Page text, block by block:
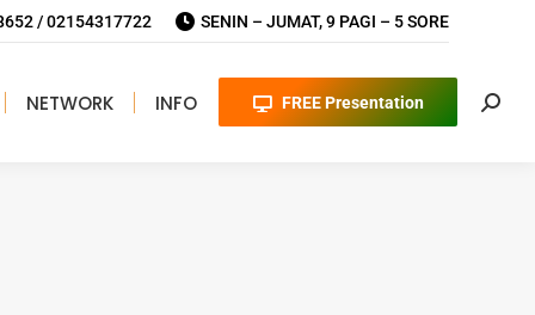
/ 02154317722 SENIN – JUMAT, 9 PAGI – 5 SORE
NETWORK INFO FREE Presentation